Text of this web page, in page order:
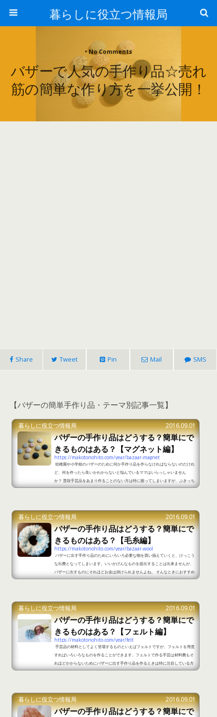
暮らしに役立つ情報局
• No Comments
バザーで人気の手作り品☆売れ
筋の簡単な作り方を一挙公開！
Share Tweet Pin Mail SMS
【バザーの簡単手作り品・テーマ別記事一覧】
暮らしに役立つ情報局 2016.09.01
バザーの手作り品はどうする？簡単にで
きるものはある？【マグネット編】
https://makotonohito.com/year/bazaar-magnet
幼稚園や小学校のバザーのために何か手作り品を作らなければならないのだけれ
ど、何を作ったら良いかわからないと悩んでいるママはいらっしゃいません
か？ 普段手芸品をあまり作ることのない方は特に困ってしまいますが、ぶきっち
ょさんでも簡単にできてかわいいおすすめのものがマグネットです★ マグネット
いくて簡単にできるマグネットの作り方をご紹介し...
暮らしに役立つ情報局 2016.09.01
バザーの手作り品はどうする？簡単にで
きるものはある？【毛糸編】
https://makotonohito.com/year/bazaar-wool
バザーに出す手作り品のためにいろいろ必要な物を買い揃えていくと、けっこう
な出費となってしまいます。いいかげんなものを提出することは出来ませんが、
バザーに出すものにそれほどお金は掛けられませんよね。 そんなときにおすすめ
したいのが毛糸で作る手作り品です。毛糸ならば安く手に入れられますし、家に
の毛糸の手作り品1 かぎ針で鎖編みさえできれ...
暮らしに役立つ情報局 2016.09.01
バザーの手作り品はどうする？簡単にで
きるものはある？【フェルト編】
https://makotonohito.com/year/felt
手芸品の材料としてよく登場するものといえばフェルトですが、フェルトを用意
すればいろいろなものを作ることができます。フェルトで作る手芸は材料費もそ
れほどかからないためにバザーに出す手作り品を作るときは特に注目している方
は多いですが、いざ作ろうと思うと何を作ったら良いか分からずに迷ってしまい
からずに困っている方のために、フェルトを使ったバザー...
暮らしに役立つ情報局 2016.09.01
バザーの手作り品はどうする？簡単にで